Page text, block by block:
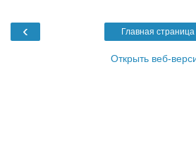
‹ Главная страница
Открыть веб-